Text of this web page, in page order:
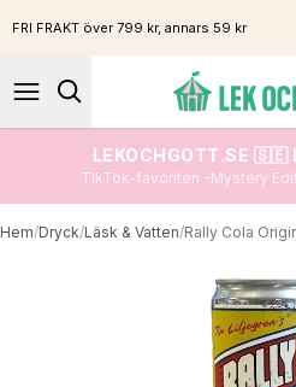
FRI FRAKT över 799 kr, annars 59 kr
LEKOCHGOTT.SE 🇸🇪
TikTok-favoriten -Mystery
Hem/Dryck/Läsk & Vatten/Rally Cola